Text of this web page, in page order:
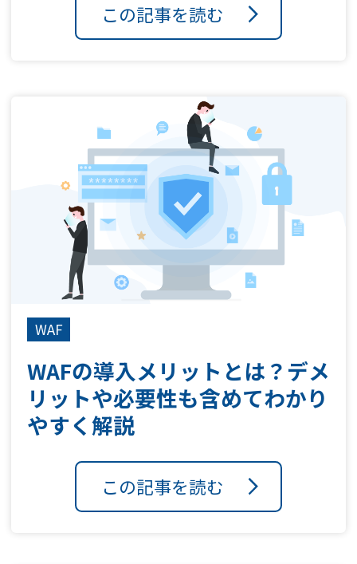
この記事を読む
WAF
WAFの導入メリットとは？デメ
リットや必要性も含めてわかり
やすく解説
この記事を読む